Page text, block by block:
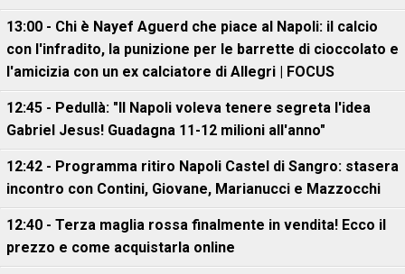
13:00 - Chi è Nayef Aguerd che piace al Napoli: il calcio
con l'infradito, la punizione per le barrette di cioccolato e
l'amicizia con un ex calciatore di Allegri | FOCUS
12:45 - Pedullà: "Il Napoli voleva tenere segreta l'idea
Gabriel Jesus! Guadagna 11-12 milioni all'anno"
12:42 - Programma ritiro Napoli Castel di Sangro: stasera
incontro con Contini, Giovane, Marianucci e Mazzocchi
12:40 - Terza maglia rossa finalmente in vendita! Ecco il
prezzo e come acquistarla online